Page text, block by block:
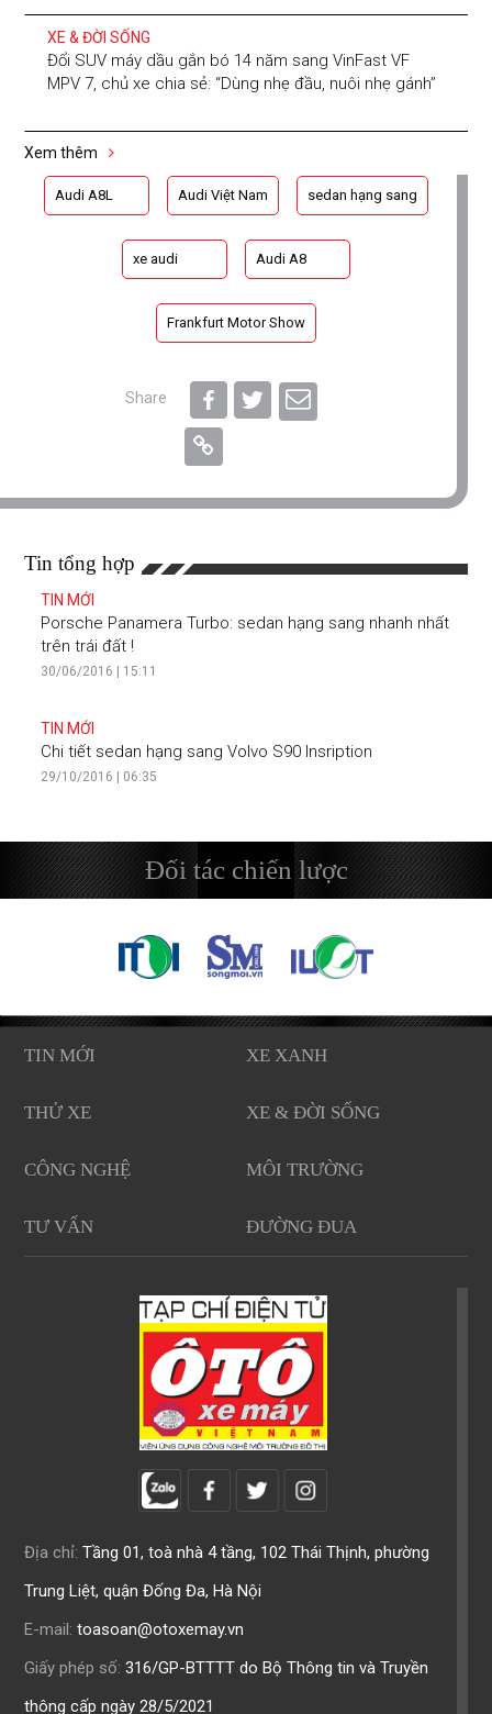
XE & ĐỜI SỐNG
Đổi SUV máy dầu gắn bó 14 năm sang VinFast VF
MPV 7, chủ xe chia sẻ: “Dùng nhẹ đầu, nuôi nhẹ gánh”
Xem thêm
Audi A8L Audi Việt Nam sedan hạng sang
xe audi Audi A8
Frankfurt Motor Show
Share
Tin tổng hợp
TIN MỚI
Porsche Panamera Turbo: sedan hạng sang nhanh nhất
trên trái đất !
30/06/2016 | 15:11
TIN MỚI
Chi tiết sedan hạng sang Volvo S90 Insription
29/10/2016 | 06:35
Đối tác chiến lược
TIN MỚI XE XANH
THỬ XE XE & ĐỜI SỐNG
CÔNG NGHỆ MÔI TRƯỜNG
TƯ VẤN ĐƯỜNG ĐUA
Địa chỉ: Tầng 01, toà nhà 4 tầng, 102 Thái Thịnh, phường
Trung Liệt, quận Đống Đa, Hà Nội
E-mail: toasoan@otoxemay.vn
Giấy phép số: 316/GP-BTTTT do Bộ Thông tin và Truyền
thông cấp ngày 28/5/2021